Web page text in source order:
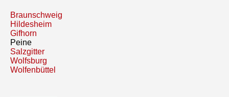
Braunschweig
Hildesheim
Gifhorn
Peine
Salzgitter
Wolfsburg
Wolfenbüttel